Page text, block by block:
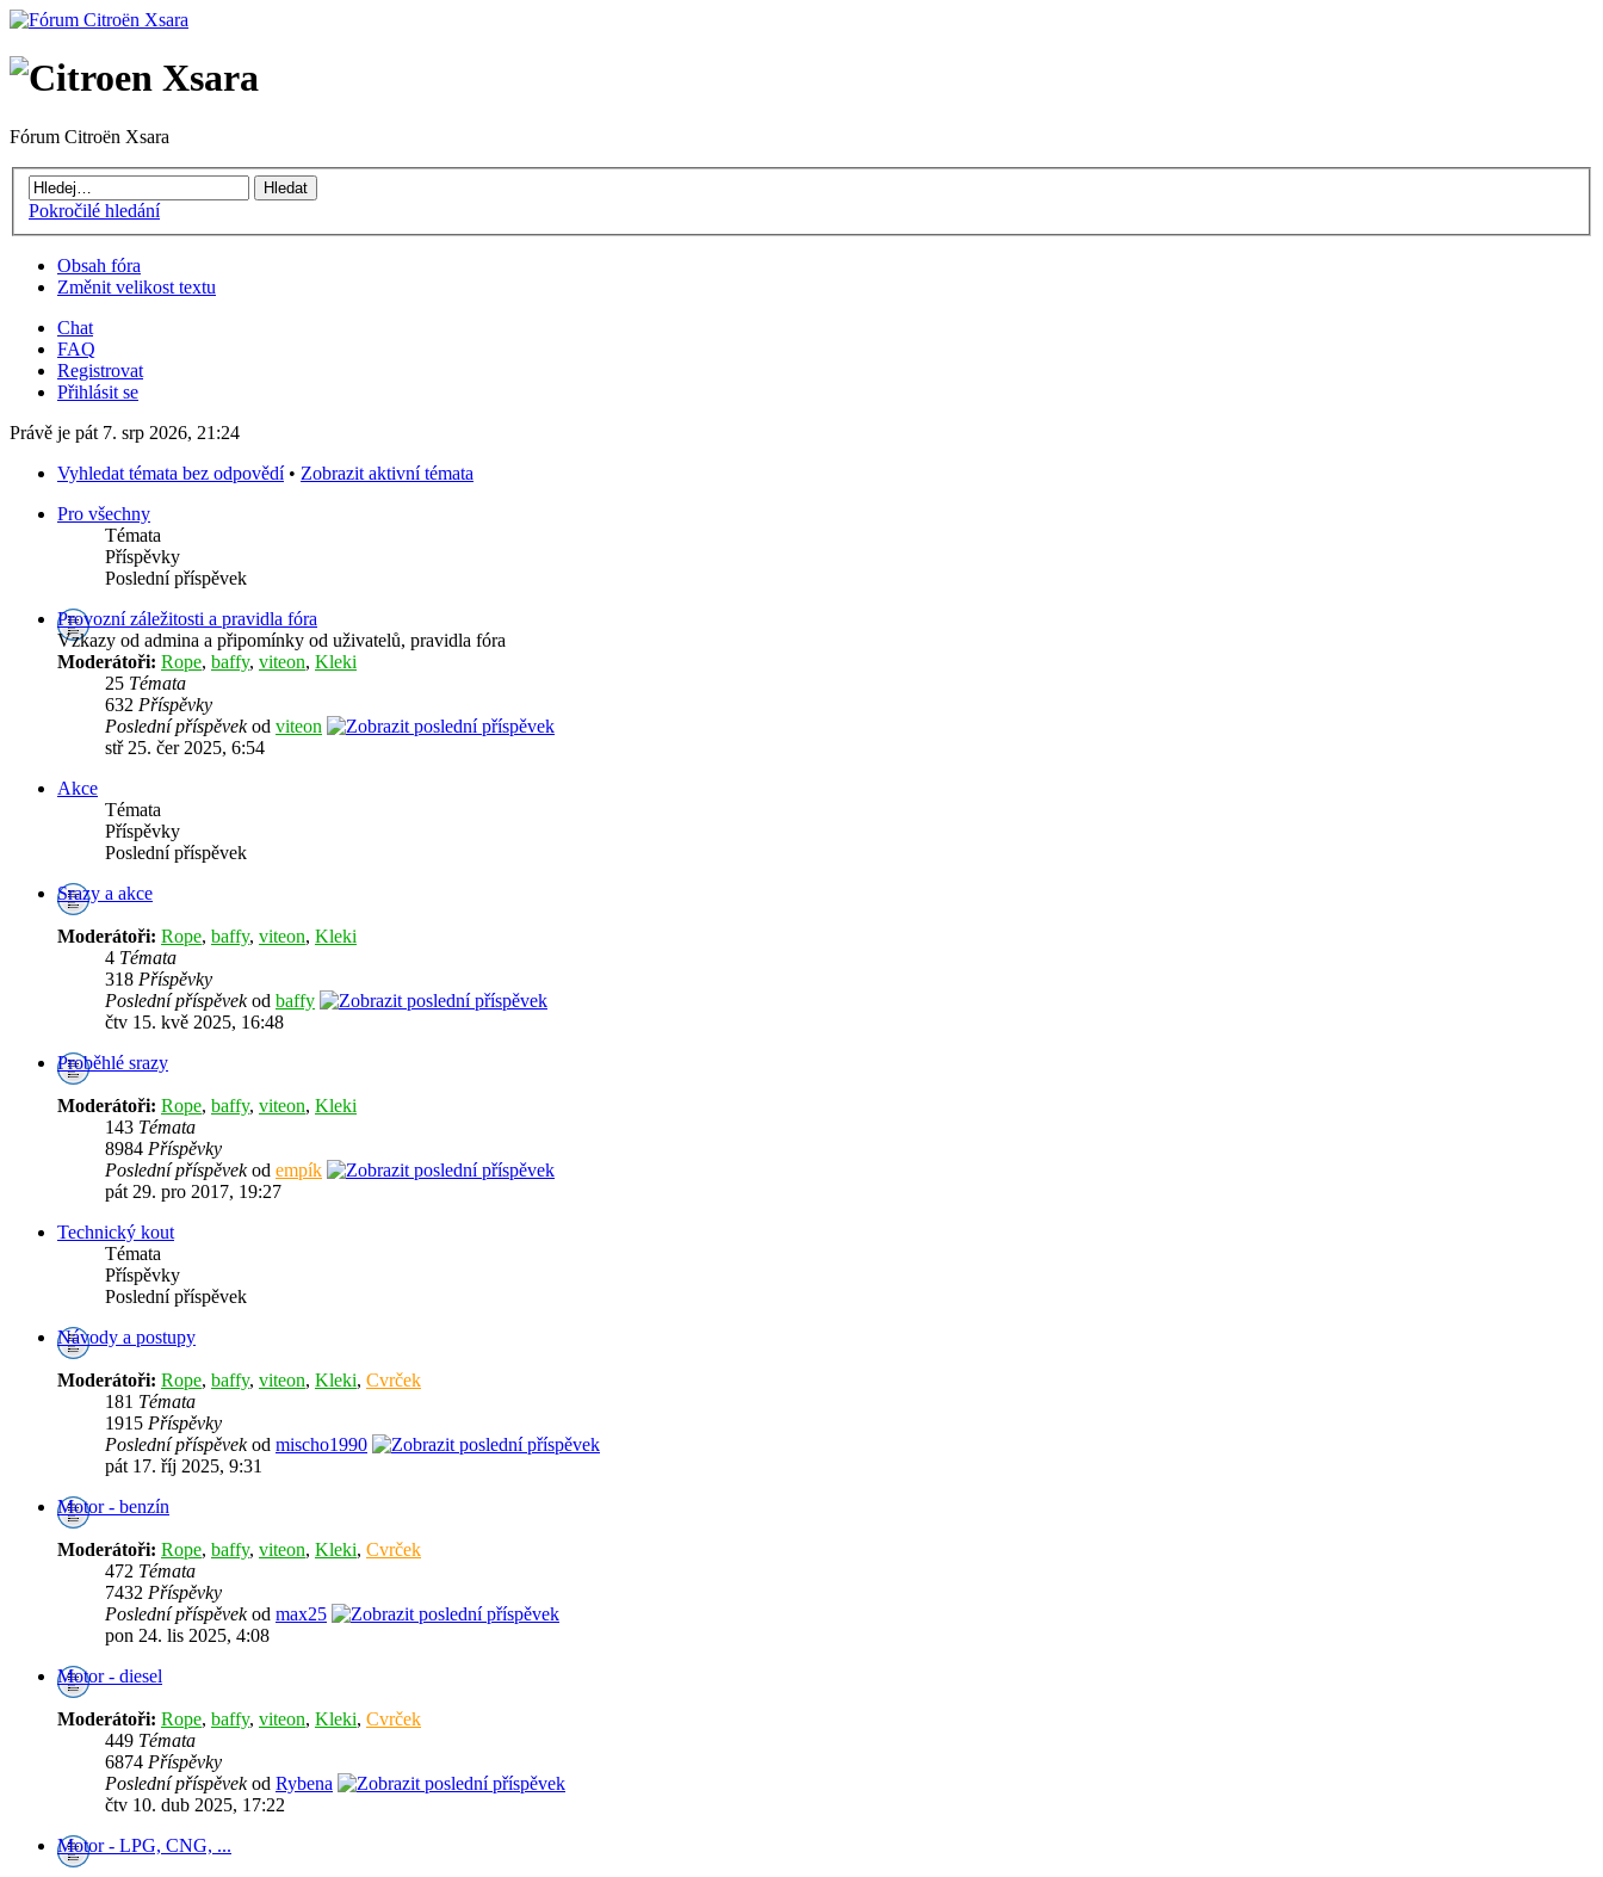
Fórum Citroën Xsara
Pokročilé hledání
Obsah fóra
Změnit velikost textu
Chat
FAQ
Registrovat
Přihlásit se
Právě je pát 7. srp 2026, 21:24
Vyhledat témata bez odpovědí • Zobrazit aktivní témata
Pro všechny
Témata
Příspěvky
Poslední příspěvek
Provozní záležitosti a pravidla fóra
Vzkazy od admina a připomínky od uživatelů, pravidla fóra
Moderátoři: Rope, baffy, viteon, Kleki
25 Témata
632 Příspěvky
Poslední příspěvekod viteon
stř 25. čer 2025, 6:54
Akce
Témata
Příspěvky
Poslední příspěvek
Srazy a akce
Moderátoři: Rope, baffy, viteon, Kleki
4 Témata
318 Příspěvky
Poslední příspěvekod baffy
čtv 15. kvě 2025, 16:48
Proběhlé srazy
Moderátoři: Rope, baffy, viteon, Kleki
143 Témata
8984 Příspěvky
Poslední příspěvekod empík
pát 29. pro 2017, 19:27
Technický kout
Témata
Příspěvky
Poslední příspěvek
Návody a postupy
Moderátoři: Rope, baffy, viteon, Kleki, Cvrček
181 Témata
1915 Příspěvky
Poslední příspěvekod mischo1990
pát 17. říj 2025, 9:31
Motor - benzín
Moderátoři: Rope, baffy, viteon, Kleki, Cvrček
472 Témata
7432 Příspěvky
Poslední příspěvekod max25
pon 24. lis 2025, 4:08
Motor - diesel
Moderátoři: Rope, baffy, viteon, Kleki, Cvrček
449 Témata
6874 Příspěvky
Poslední příspěvekod Rybena
čtv 10. dub 2025, 17:22
Motor - LPG, CNG, ...